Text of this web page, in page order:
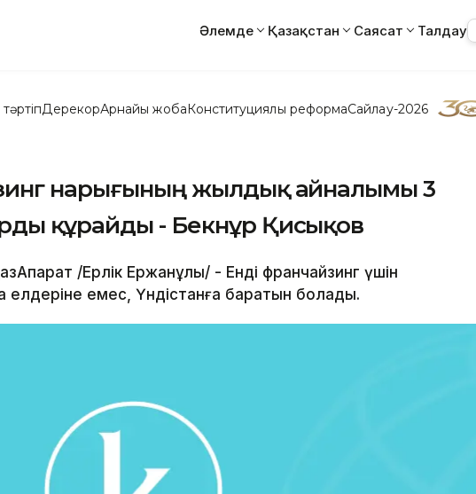
Әлемде Қазақстан Саясат Талдау
ДерекқорАрнайы жобаКонституциялық реформаСайлау-2026
нарығының жылдық айналымы 3
құрайды - Бекнұр Қисықов
/Ерлік Ержанұлы/ - Енді франчайзинг үшін
емес, Үндістанға баратын болады.